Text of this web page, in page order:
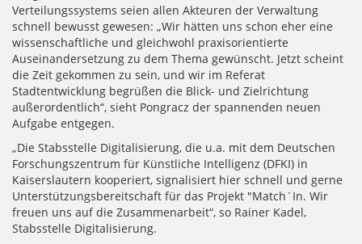
Verteilungssystems seien allen Akteuren der Verwaltung
schnell bewusst gewesen: „Wir hätten uns schon eher eine
wissenschaftliche und gleichwohl praxisorientierte
Auseinandersetzung zu dem Thema gewünscht. Jetzt scheint
die Zeit gekommen zu sein, und wir im Referat
Stadtentwicklung begrüßen die Blick- und Zielrichtung
außerordentlich“, sieht Pongracz der spannenden neuen
Aufgabe entgegen.
„Die Stabsstelle Digitalisierung, die u.a. mit dem Deutschen
Forschungszentrum für Künstliche Intelligenz (DFKI) in
Kaiserslautern kooperiert, signalisiert hier schnell und gerne
Unterstützungsbereitschaft für das Projekt "Match´In. Wir
freuen uns auf die Zusammenarbeit“, so Rainer Kadel,
Stabsstelle Digitalisierung.